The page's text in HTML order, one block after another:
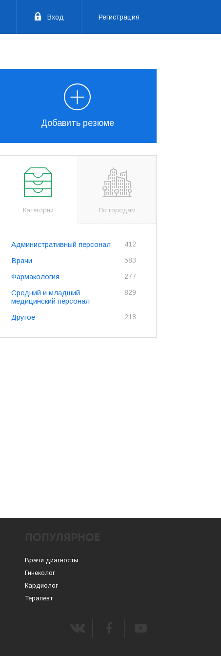
Вход Регистрация
Добавить резюме
Категории По городам
Административный персонал 412
Врачи 583
Фармакология 277
Средний и младший
медицинский персонал
829
Другое 218
Врачи диагносты
Гинеколог
Кардиолог
Терапевт